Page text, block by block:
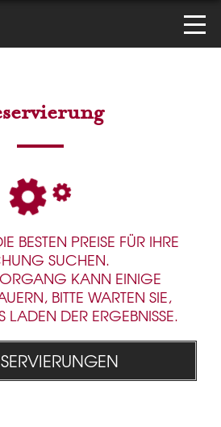
BESTEN PREISE FÜR IHRE
SUCHEN.
KANN EINIGE
BITTE WARTEN SIE,
LADEN DER ERGEBNISSE.